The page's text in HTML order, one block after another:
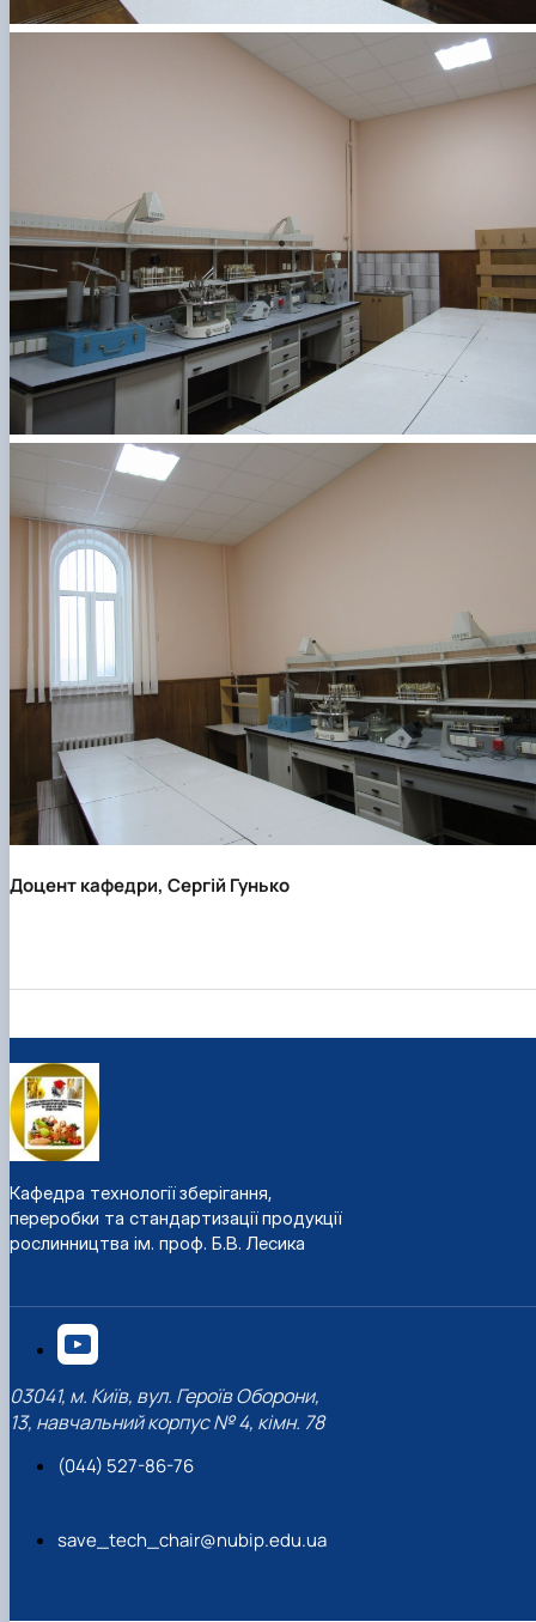
Доцент кафедри, Сергій Гунько
Кафедра технології зберігання,
переробки та стандартизації продукції
рослинництва ім. проф. Б.В. Лесика
03041, м. Київ, вул. Героїв Оборони,
13, навчальний корпус № 4, кімн. 78
(044) 527-86-76
save_tech_chair@nubip.edu.ua